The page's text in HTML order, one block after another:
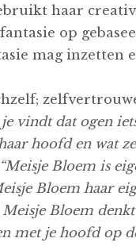
haar
op
mag inzetten
vindt dat ogen
hoofd en wat
Bloem is
Bloem haar
Bloem
met je hoofd op